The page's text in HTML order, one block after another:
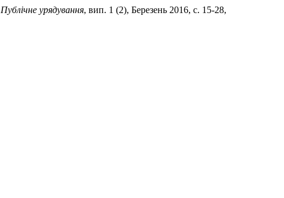
Публічне урядування, вип. 1 (2), Березень 2016, с. 15-28,